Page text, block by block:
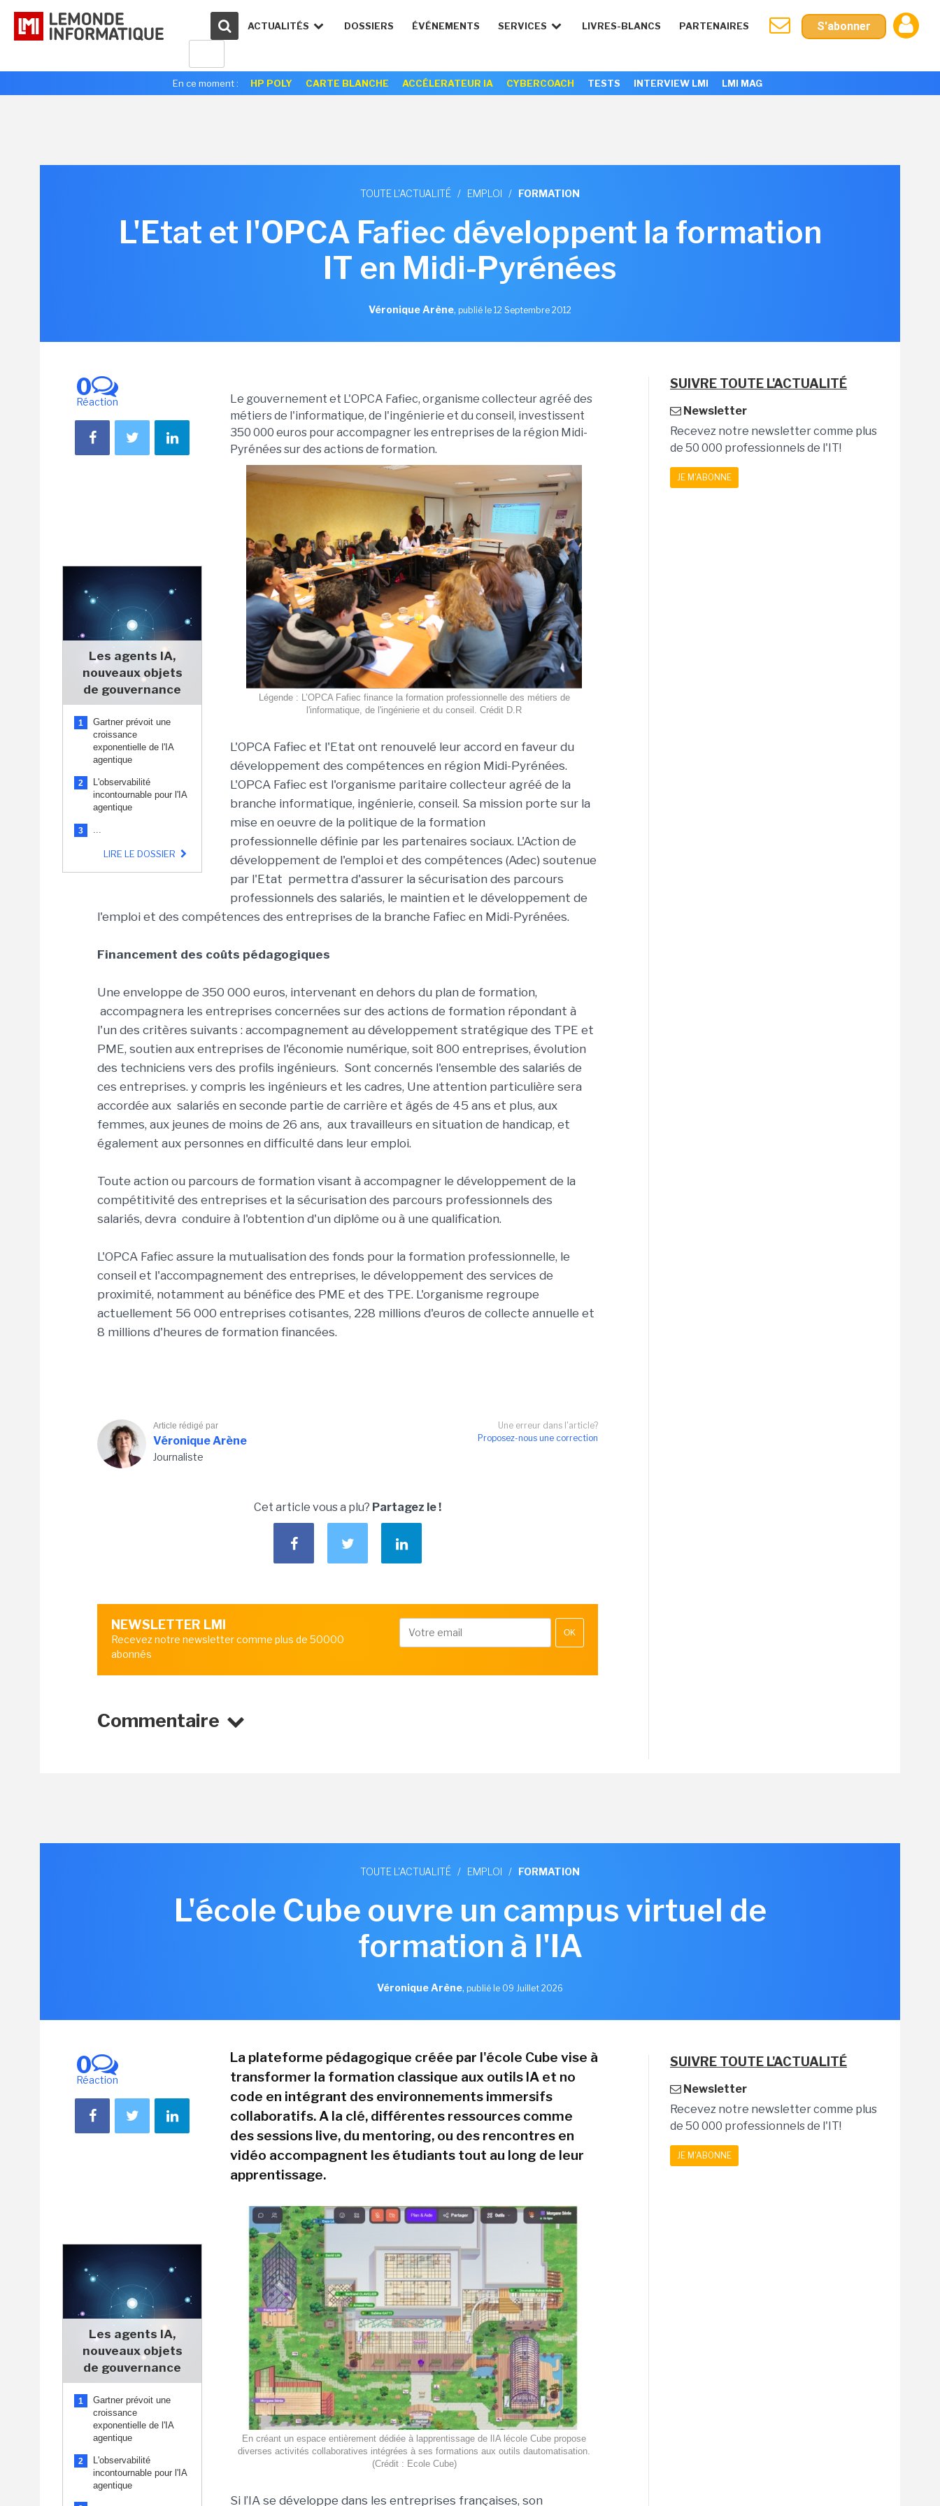
ACTUALITÉS DOSSIERS ÉVÉNEMENTS SERVICES LIVRES-BLANCS PARTENAIRES S'abonner
En ce moment : HP POLY CARTE BLANCHE ACCÉLERATEUR IA CYBERCOACH TESTS INTERVIEW LMI LMI MAG
TOUTE L'ACTUALITÉ / EMPLOI / FORMATION
L'Etat et l'OPCA Fafiec développent la formation
IT en Midi-Pyrénées
Véronique Arène, publié le 12 Septembre 2012
0
Réaction
Les agents IA,
nouveaux objets
de gouvernance
1
Gartner prévoit une
croissance
exponentielle de l'IA
agentique
2
L'observabilité
incontournable pour l'IA
agentique
3 ...
LIRE LE DOSSIER
Le gouvernement et L'OPCA Fafiec, organisme collecteur agréé des
métiers de l'informatique, de l'ingénierie et du conseil, investissent
350 000 euros pour accompagner les entreprises de la région Midi-
Pyrénées sur des actions de formation.
Légende : L’OPCA Fafiec finance la formation professionnelle des métiers de
l'informatique, de l'ingénierie et du conseil. Crédit D.R
L'OPCA Fafiec et l'Etat ont renouvelé leur accord en faveur du
développement des compétences en région Midi-Pyrénées.
L'OPCA Fafiec est l'organisme paritaire collecteur agréé de la
branche informatique, ingénierie, conseil. Sa mission porte sur la
mise en oeuvre de la politique de la formation
professionnelle définie par les partenaires sociaux. L'Action de
développement de l'emploi et des compétences (Adec) soutenue
par l'Etat permettra d'assurer la sécurisation des parcours
professionnels des salariés, le maintien et le développement de
l'emploi et des compétences des entreprises de la branche Fafiec en Midi-Pyrénées.
Financement des coûts pédagogiques
Une enveloppe de 350 000 euros, intervenant en dehors du plan de formation,
accompagnera les entreprises concernées sur des actions de formation répondant à
l'un des critères suivants : accompagnement au développement stratégique des TPE et
PME, soutien aux entreprises de l'économie numérique, soit 800 entreprises, évolution
des techniciens vers des profils ingénieurs. Sont concernés l'ensemble des salariés de
ces entreprises. y compris les ingénieurs et les cadres, Une attention particulière sera
accordée aux salariés en seconde partie de carrière et âgés de 45 ans et plus, aux
femmes, aux jeunes de moins de 26 ans, aux travailleurs en situation de handicap, et
également aux personnes en difficulté dans leur emploi.
Toute action ou parcours de formation visant à accompagner le développement de la
compétitivité des entreprises et la sécurisation des parcours professionnels des
salariés, devra conduire à l'obtention d'un diplôme ou à une qualification.
L'OPCA Fafiec assure la mutualisation des fonds pour la formation professionnelle, le
conseil et l'accompagnement des entreprises, le développement des services de
proximité, notamment au bénéfice des PME et des TPE. L'organisme regroupe
actuellement 56 000 entreprises cotisantes, 228 millions d'euros de collecte annuelle et
8 millions d'heures de formation financées.
Une erreur dans l'article?
Proposez-nous une correction
Article rédigé par
Véronique Arène
Journaliste
Cet article vous a plu? Partagez le !
NEWSLETTER LMI
Recevez notre newsletter comme plus de 50000
abonnés
OK
Commentaire
SUIVRE TOUTE L'ACTUALITÉ
Newsletter
Recevez notre newsletter comme plus
de 50 000 professionnels de l'IT!
JE M'ABONNE
TOUTE L'ACTUALITÉ / EMPLOI / FORMATION
L'école Cube ouvre un campus virtuel de
formation à l'IA
Véronique Arène, publié le 09 Juillet 2026
0
Réaction
Les agents IA,
nouveaux objets
de gouvernance
1
Gartner prévoit une
croissance
exponentielle de l'IA
agentique
2
L'observabilité
incontournable pour l'IA
agentique
La plateforme pédagogique créée par l'école Cube vise à
transformer la formation classique aux outils IA et no
code en intégrant des environnements immersifs
collaboratifs. A la clé, différentes ressources comme
des sessions live, du mentoring, ou des rencontres en
vidéo accompagnent les étudiants tout au long de leur
apprentissage.
En créant un espace entièrement dédiée à lapprentissage de lIA lécole Cube propose
diverses activités collaboratives intégrées à ses formations aux outils dautomatisation.
(Crédit : Ecole Cube)
Si l’IA se développe dans les entreprises françaises, son
SUIVRE TOUTE L'ACTUALITÉ
Newsletter
Recevez notre newsletter comme plus
de 50 000 professionnels de l'IT!
JE M'ABONNE